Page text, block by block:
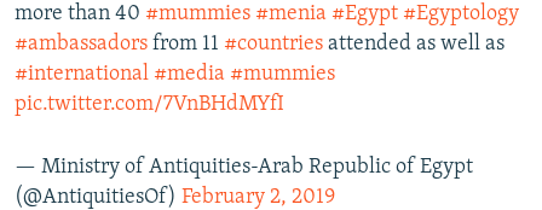
more than 40 #mummies #menia #Egypt #Egyptology
#ambassadors from 11 #countries attended as well as
#international #media #mummies
pic.twitter.com/7VnBHdMYfI
— Ministry of Antiquities-Arab Republic of Egypt
(@AntiquitiesOf) February 2, 2019